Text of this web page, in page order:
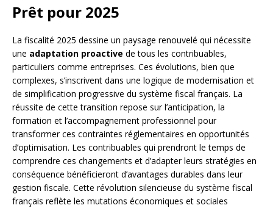
Prêt pour 2025
La fiscalité 2025 dessine un paysage renouvelé qui nécessite
une adaptation proactive de tous les contribuables,
particuliers comme entreprises. Ces évolutions, bien que
complexes, s’inscrivent dans une logique de modernisation et
de simplification progressive du système fiscal français. La
réussite de cette transition repose sur l’anticipation, la
formation et l’accompagnement professionnel pour
transformer ces contraintes réglementaires en opportunités
d’optimisation. Les contribuables qui prendront le temps de
comprendre ces changements et d’adapter leurs stratégies en
conséquence bénéficieront d’avantages durables dans leur
gestion fiscale. Cette révolution silencieuse du système fiscal
français reflète les mutations économiques et sociales